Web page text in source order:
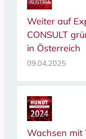
Weiter auf
CONSULT
in Österreich
09.04.2025
Wachsen mit